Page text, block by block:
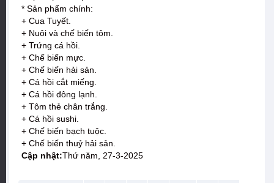
* Sản phẩm chính:
+ Cua Tuyết.
+ Nuôi và chế biến tôm.
+ Trứng cá hồi.
+ Chế biến mực.
+ Chế biến hải sản.
+ Cá hồi cắt miếng.
+ Cá hồi đông lạnh.
+ Tôm thẻ chân trắng.
+ Cá hồi sushi.
+ Chế biến bạch tuộc.
+ Chế biến thuỷ hải sản.
Cập nhật:Thứ năm, 27-3-2025